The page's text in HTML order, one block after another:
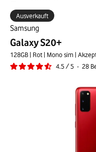
Samsung
Galaxy S20+
128GB | Rot | Mono sim |
4.5/5 - 28
Ausverkauft